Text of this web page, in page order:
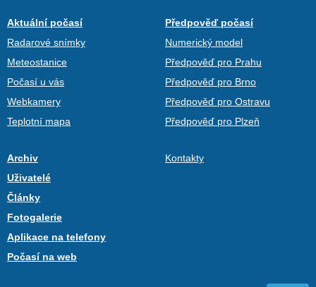
Aktuální počasí
Radarové snímky
Meteostanice
Počasí u vás
Webkamery
Teplotní mapa
Předpověď počasí
Numerický model
Předpověď pro Prahu
Předpověď pro Brno
Předpověď pro Ostravu
Předpověď pro Plzeň
Archiv
Uživatelé
Články
Fotogalerie
Aplikace na telefony
Počasí na web
Kontakty